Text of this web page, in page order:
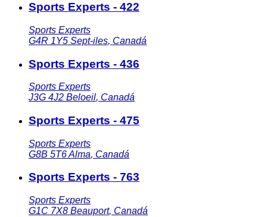
Sports Experts - 422
Sports Experts
G4R 1Y5 Sept-iles, Canadá
Sports Experts - 436
Sports Experts
J3G 4J2 Beloeil, Canadá
Sports Experts - 475
Sports Experts
G8B 5T6Alma, Canadá
Sports Experts - 763
Sports Experts
G1C 7X8 Beauport, Canadá